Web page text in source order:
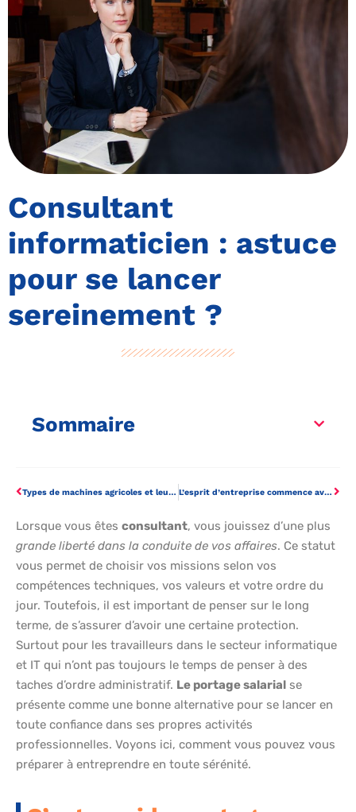
Consultant
informaticien : astuce
pour se lancer
sereinement ?
Sommaire
Types de machines agricoles et leurs utilisations. L’esprit d’entreprise commence avec votre premier euro
Lorsque vous êtes consultant, vous jouissez d’une plus
grande liberté dans la conduite de vos affaires. Ce statut
vous permet de choisir vos missions selon vos
compétences techniques, vos valeurs et votre ordre du
jour. Toutefois, il est important de penser sur le long
terme, de s’assurer d’avoir une certaine protection.
Surtout pour les travailleurs dans le secteur informatique
et IT qui n’ont pas toujours le temps de penser à des
taches d’ordre administratif. Le portage salarial se
présente comme une bonne alternative pour se lancer en
toute confiance dans ses propres activités
professionnelles. Voyons ici, comment vous pouvez vous
préparer à entreprendre en toute sérénité.